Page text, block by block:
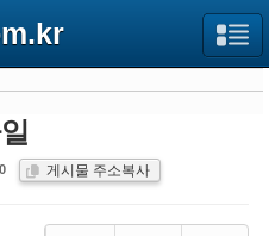
0 게시물 주소복사